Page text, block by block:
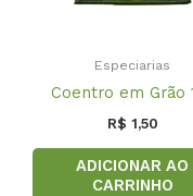
Especiarias
Coentro em Grão
R$ 1,50
ADICIONAR AO
CARRINHO